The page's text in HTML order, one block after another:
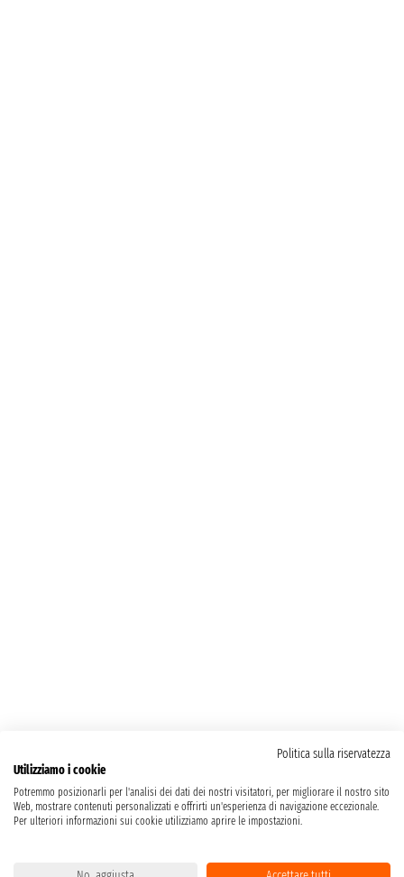
Politica sulla riservatezza
Utilizziamo i cookie
Potremmo posizionarli per l'analisi dei dati dei nostri visitatori, per migliorare il nostro sito
Web, mostrare contenuti personalizzati e offrirti un'esperienza di navigazione eccezionale.
Per ulteriori informazioni sui cookie utilizziamo aprire le impostazioni.